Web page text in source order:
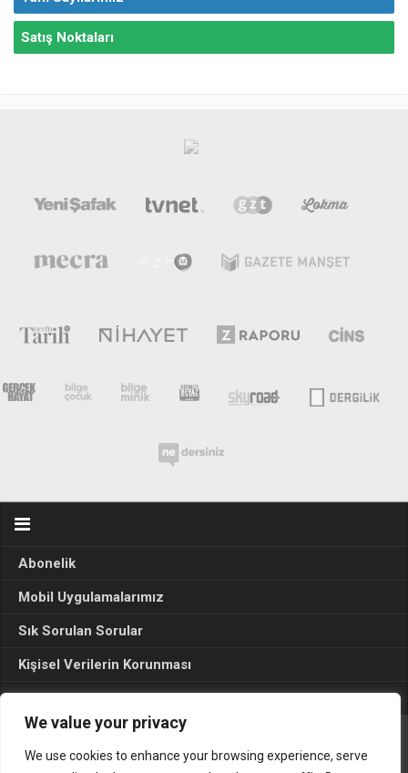
We value your privacy
We use cookies to enhance your browsing experience, serve
Satış Noktaları
Abonelik
Mobil Uygulamalarımız
Sık Sorulan Sorular
Kişisel Verilerin Korunması
Seçim Sonuçları 2024